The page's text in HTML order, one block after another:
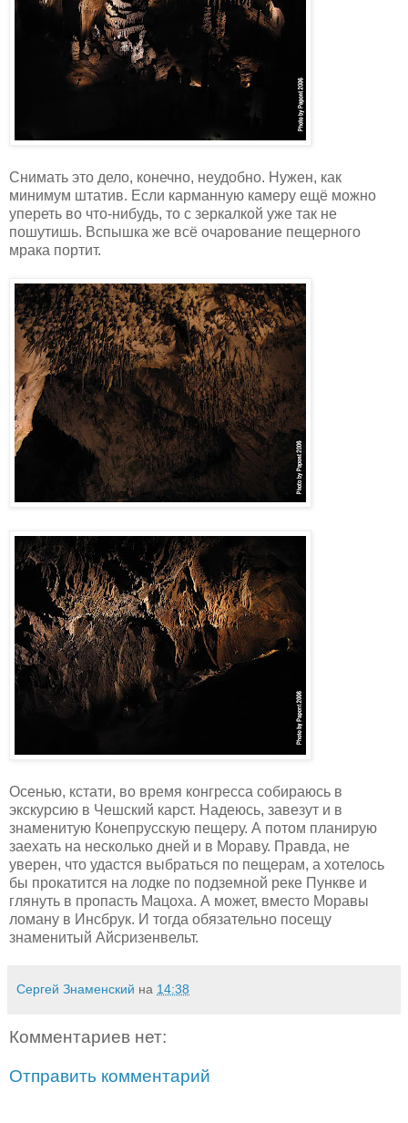
Снимать это дело, конечно, неудобно. Нужен, как
минимум штатив. Если карманную камеру ещё можно
упереть во что-нибудь, то с зеркалкой уже так не
пошутишь. Вспышка же всё очарование пещерного
мрака портит.
Осенью, кстати, во время конгресса собираюсь в
экскурсию в Чешский карст. Надеюсь, завезут и в
знаменитую Конепрусскую пещеру. А потом планирую
заехать на несколько дней и в Мораву. Правда, не
уверен, что удастся выбраться по пещерам, а хотелось
бы прокатится на лодке по подземной реке Пункве и
глянуть в пропасть Мацоха. А может, вместо Моравы
ломану в Инсбрук. И тогда обязательно посещу
знаменитый Айсризенвельт.
Сергей Знаменский на 14:38
Комментариев нет:
Отправить комментарий